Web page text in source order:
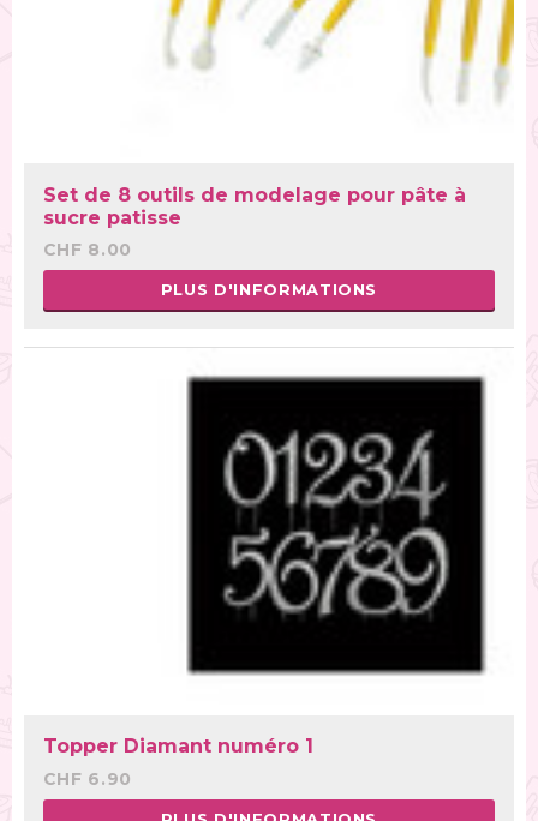
Set de 8 outils de modelage pour pâte à
sucre patisse
CHF 8.00
PLUS D'INFORMATIONS
Topper Diamant numéro 1
CHF 6.90